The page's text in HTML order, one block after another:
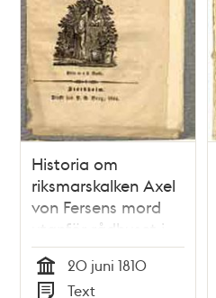
Historia om
riksmarskalken Axel
von Fersens mord
utanför rådhuset i
Stockholm den 20
juni 1810.
Tid
20 juni 1810
Text